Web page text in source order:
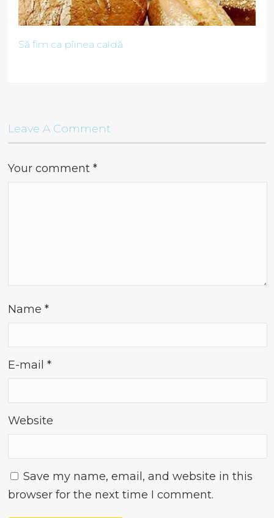
Să fim ca pîinea caldă
Leave A Comment
Your comment*
Name*
E-mail*
Website
Save my name, email, and website in this
browser for the next time I comment.